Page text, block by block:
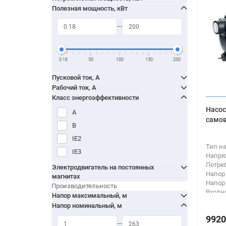
ECHm
EDH
EHm
EKJ
FJm
FPm
FS
С магнитным приводом
С сухим ротором
С таймером
Струйный
Фланцевый
Частотный регулятор
Полезная мощность, кВт
0.18 50 100 150 200
Пусковой ток, А
Рабочий ток, А
Класс энергоэффективности
A
B
IE2
IE3
Электродвигатель на постоянных
магнитах
Производительность
Напор максимальный, м
Напор номинальный, м
Тип